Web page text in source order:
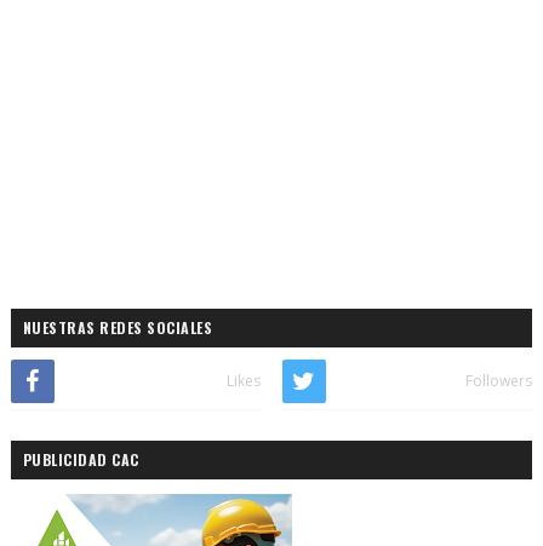
NUESTRAS REDES SOCIALES
Likes Followers
PUBLICIDAD CAC